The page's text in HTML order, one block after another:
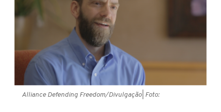
Alliance Defending Freedom/Divulgação| Foto: